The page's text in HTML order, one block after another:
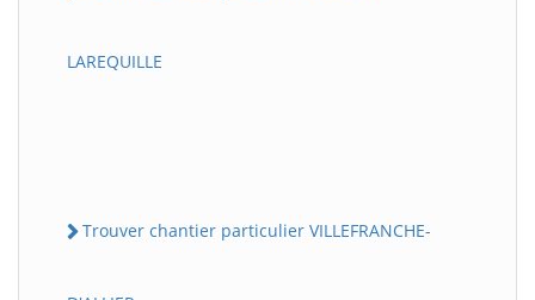
LAREQUILLE
Trouver chantier particulier VILLEFRANCHE-